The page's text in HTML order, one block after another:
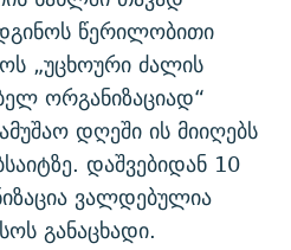
წერილობითი
„უცხოური ძალის
ორგანიზაციად“
დღეში ის მიიღებს
დაშვებიდან 10
ვალდებულია
განაცხადი.